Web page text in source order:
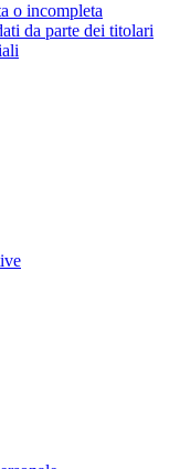
o incompleta
da parte dei titolari